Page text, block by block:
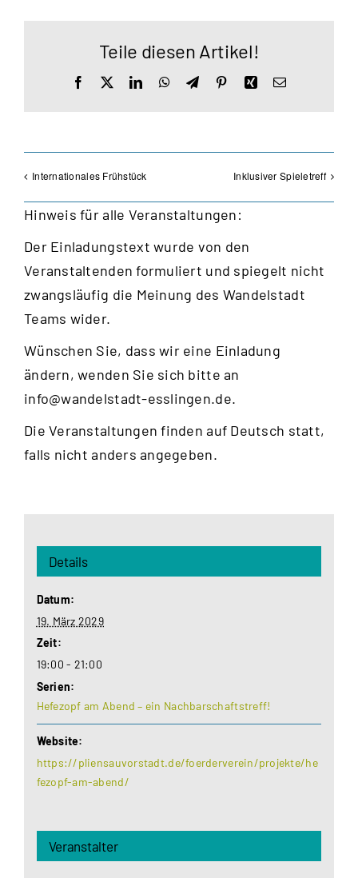
Teile diesen Artikel!
Facebook LinkedInWhatsApp
TelegramPinterestXingE-
Internationales Frühstück Inklusiver Spieletreff
Hinweis für alle Veranstaltungen:
Der Einladungstext wurde von den
Veranstaltenden formuliert und spiegelt nicht
zwangsläufig die Meinung des Wandelstadt
Teams wider.
Wünschen Sie, dass wir eine Einladung
ändern, wenden Sie sich bitte an
info@wandelstadt-esslingen.de.
Die Veranstaltungen finden auf Deutsch statt,
falls nicht anders angegeben.
Details
Datum:
19. März 2029
Zeit:
19:00 - 21:00
Serien:
Hefezopf am Abend – ein Nachbarschaftstreff!
Website:
https://pliensauvorstadt.de/foerderverein/projekte/he
fezopf-am-abend/
Veranstalter